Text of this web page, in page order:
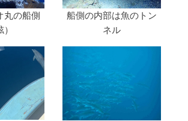
丸の船側
）
船側の内部は魚のトン
ネル